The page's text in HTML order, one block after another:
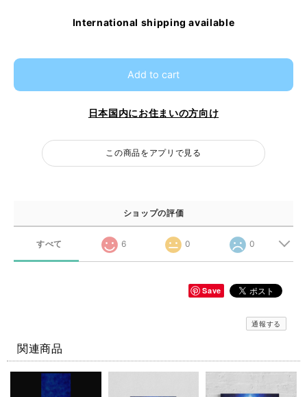
International shipping available
Add to cart
日本国内にお住まいの方向け
この商品をアプリで見る
ショップの評価
すべて 6 0 0
Save
通報する
関連商品